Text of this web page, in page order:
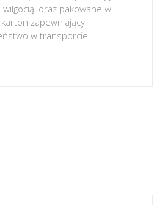
oraz pakowane w
zapewniający
w transporcie.